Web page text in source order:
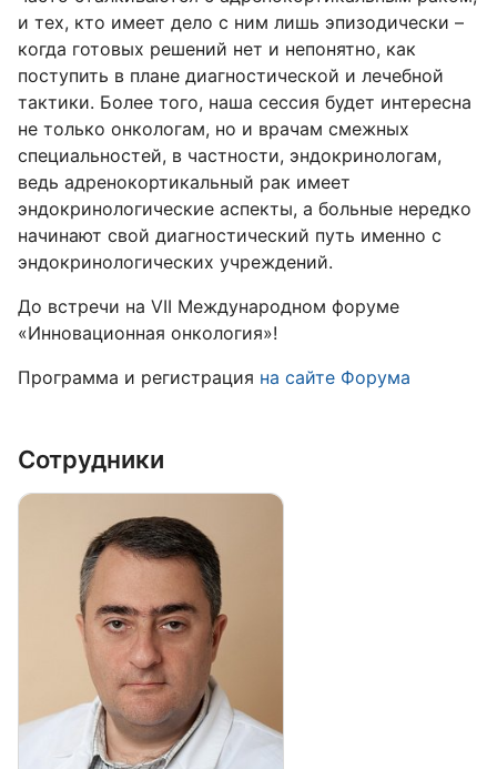
и тех, кто имеет дело с ним лишь эпизодически –
когда готовых решений нет и непонятно, как
поступить в плане диагностической и лечебной
тактики. Более того, наша сессия будет интересна
не только онкологам, но и врачам смежных
специальностей, в частности, эндокринологам,
ведь адренокортикальный рак имеет
эндокринологические аспекты, а больные нередко
начинают свой диагностический путь именно с
эндокринологических учреждений.
До встречи на VII Международном форуме
«Инновационная онкология»!
Программа и регистрация на сайте Форума
Сотрудники